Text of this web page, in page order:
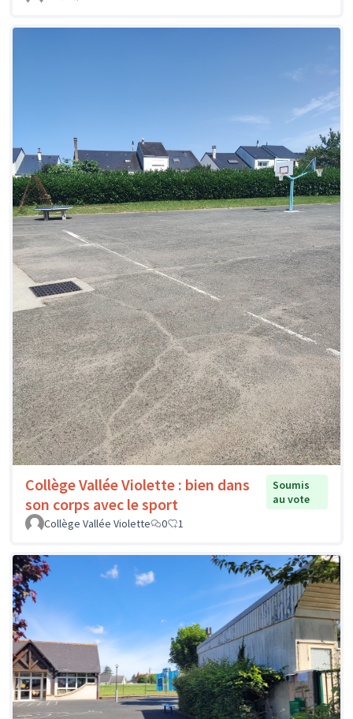
Collège Vallée Violette : bien dans
son corps avec le sport
Soumis
au vote
Collège Vallée Violette
0 1